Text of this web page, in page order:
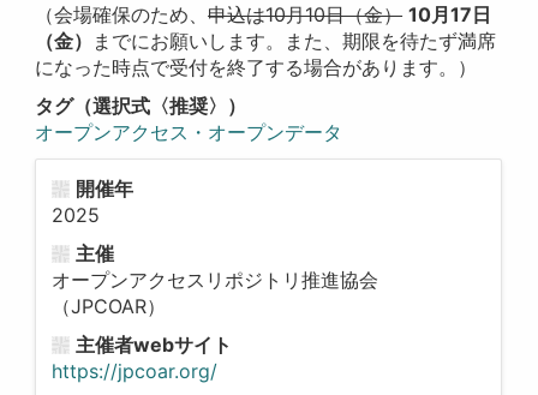
（会場確保のため、申込は10月10日（金） 10月17日
（金） までにお願いします。また、期限を待たず満席
になった時点で受付を終了する場合があります。）
タグ（選択式〈推奨〉）
オープンアクセス・オープンデータ
開催年
2025
主催
オープンアクセスリポジトリ推進協会
（JPCOAR）
主催者webサイト
https://jpcoar.org/